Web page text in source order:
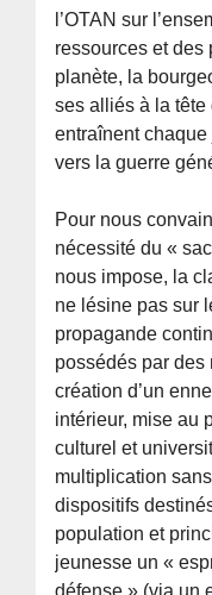
l’OTAN sur
ressources et des
planète, la
ses alliés à la tête
entraînent
vers la guerre
Pour nous
nécessité du «
nous impose, la
ne lésine pas sur
propagande
possédés par
création d’un
intérieur, mise au
culturel et
multiplication
dispositifs
population et
jeunesse un «